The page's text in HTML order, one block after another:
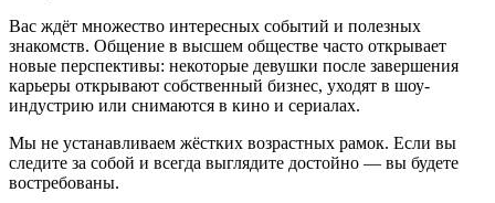
Вас ждёт множество интересных событий и полезных
знакомств. Общение в высшем обществе часто открывает
новые перспективы: некоторые девушки после завершения
карьеры открывают собственный бизнес, уходят в шоу-
индустрию или снимаются в кино и сериалах.
Мы не устанавливаем жёстких возрастных рамок. Если вы
следите за собой и всегда выглядите достойно — вы будете
востребованы.